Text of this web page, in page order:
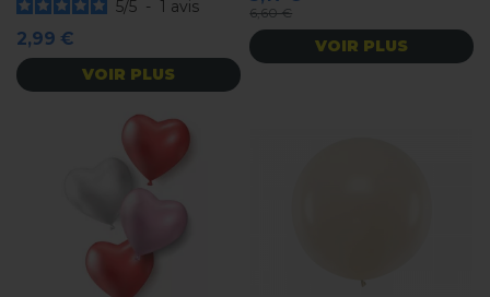
5/5 - 1 avis
2,99 €
VOIR PLUS
6,60 €
VOIR PLUS